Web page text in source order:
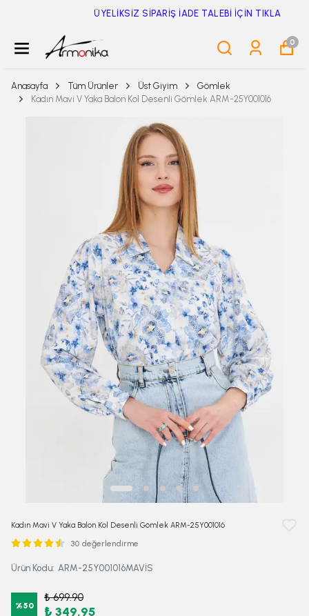
ÜYELİKSİZ SİPARİŞ İADE TALEBİ İÇİN TIKLA
0
Anasayfa Tüm Ürünler Üst Giyim
Gömlek
Kadın Mavi V Yaka Balon Kol Desenli Gömlek ARM-25Y001016
Kadın Mavi V Yaka Balon Kol Desenli Gömlek ARM-25Y001016
30 değerlendirme
Ürün Kodu: ARM-25Y001016MAVİS
%50
₺ 699.90
₺ 349.95